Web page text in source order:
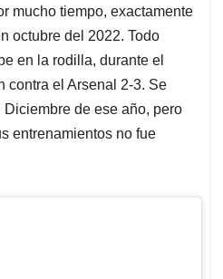
d
s
mucho tiempo, exactamente
octubre del 2022. Todo
en la rodilla, durante el
contra el Arsenal 2-3. Se
de ese año, pero
entrenamientos no fue